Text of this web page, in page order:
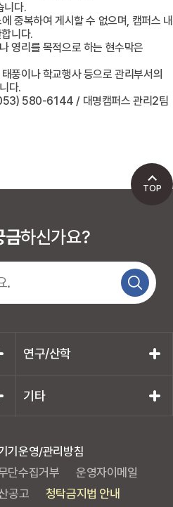
니다.
중복하여 게시할 수 없으며, 캠퍼스 내
니다.
영리를 목적으로 하는 현수막은
풍이나 학교행사 등으로 관리부서의
다.
580-6144 / 대명캠퍼스 관리2팀
금하신가요?
연구/산학
기타
기운영/관리방침
단수집거부
운영자이메일
공고 청탁금지법 안내
TOP